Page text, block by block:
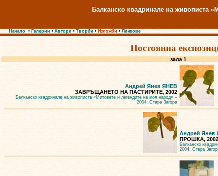
Балканско квадринале на живописта
Начало • Галерии • Автори • Творби • Изложби • Линкове
Постоянна
зала 1
Андрей Янев ЯНЕВ
ЗАВРЪЩАНЕТО НА ПАСТИРИТЕ, 2002
Балканско квадринале на живописта «Митовете и легендите на моя народ» –
2004, Стара Загора
Андрей Янев
ПРОШКА, 2002
Балканско
2004, Стара